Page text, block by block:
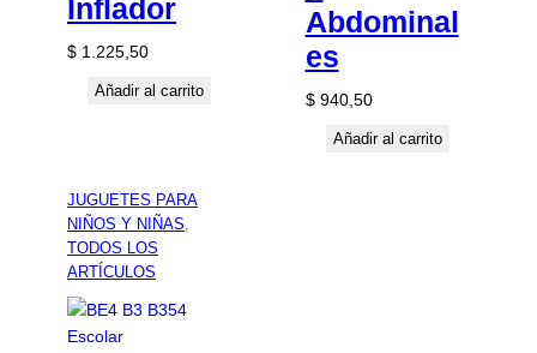
Inflador
$ 1.225,50
Añadir al carrito
Abdominal
es
$940,50
Añadir al carrito
JUGUETES PARA
NIÑOS Y NIÑAS
TODOS LOS
ARTÍCULOS